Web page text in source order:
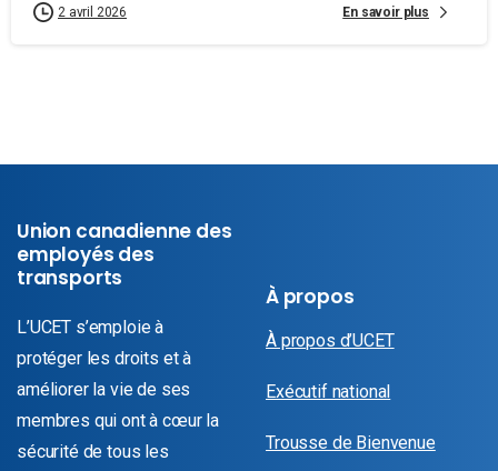
2 avril 2026 En savoir plus
Union canadienne des
employés des
transports
L’UCET s’emploie à
protéger les droits et à
améliorer la vie de ses
membres qui ont à cœur la
sécurité de tous les
À propos
À propos d’UCET
Exécutif national
Trousse de Bienvenue